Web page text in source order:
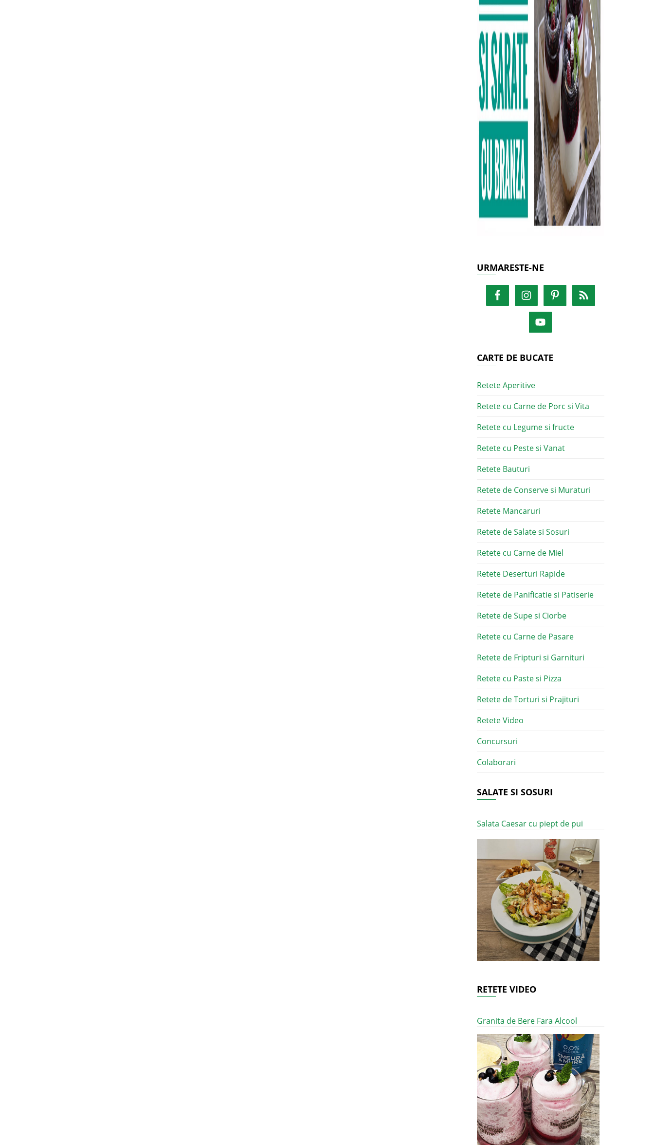
URMARESTE-NE
CARTE DE BUCATE
Retete Aperitive
Retete cu Carne de Porc si Vita
Retete cu Legume si fructe
Retete cu Peste si Vanat
Retete Bauturi
Retete de Conserve si Muraturi
Retete Mancaruri
Retete de Salate si Sosuri
Retete cu Carne de Miel
Retete Deserturi Rapide
Retete de Panificatie si Patiserie
Retete de Supe si Ciorbe
Retete cu Carne de Pasare
Retete de Fripturi si Garnituri
Retete cu Paste si Pizza
Retete de Torturi si Prajituri
Retete Video
Concursuri
Colaborari
SALATE SI SOSURI
Salata Caesar cu piept de pui
RETETE VIDEO
Granita de Bere Fara Alcool